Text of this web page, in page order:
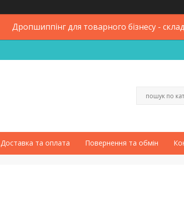
Дропшиппінг для товарного бізнесу -
Доставка та оплата Повернення та обмін